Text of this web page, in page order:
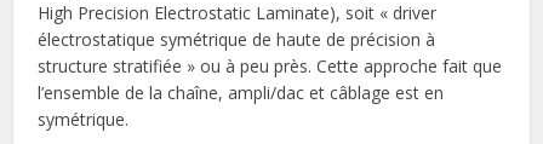
High Precision Electrostatic Laminate), soit « driver
électrostatique symétrique de haute de précision à
structure stratifiée » ou à peu près. Cette approche fait que
l’ensemble de la chaîne, ampli/dac et câblage est en
symétrique.